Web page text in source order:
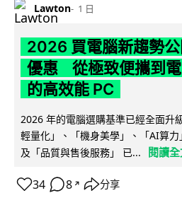
Lawton 1 日
2026 買電腦新趨勢
優惠 從極致便攜到
的高效能 PC
2026 年的電腦選購基準已經全面升
輕量化」、「機身美學」、「AI算
及「品質與售後服務」 已...
閱讀
34 8 ↗ 分享